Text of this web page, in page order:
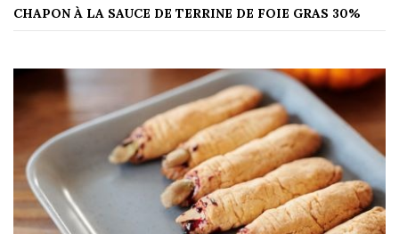
CHAPON À LA SAUCE DE TERRINE DE FOIE GRAS 30%